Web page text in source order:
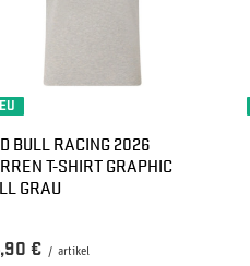
BULL RACING 2026
T-SHIRT GRAPHIC
GRAU
€ / artikel